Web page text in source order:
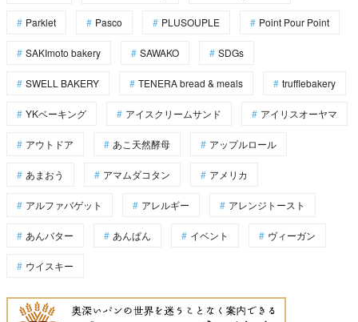
Parklet Pasco PLUSOUPLE Point Pour Point
SAKImoto bakery SAWAKO SDGs
SWELL BAKERY TENERA bread & meals trufflebakery
YKベーキング アイスクリームサンド アイリスオーヤマ
アウトドア あこ天然酵母 アップルロール
あまおう アマムダコタン アメリカ
アルファバゲット アレルギー アレンジトースト
あんバター あんぱん イベント ヴィーガン
ウイスキー